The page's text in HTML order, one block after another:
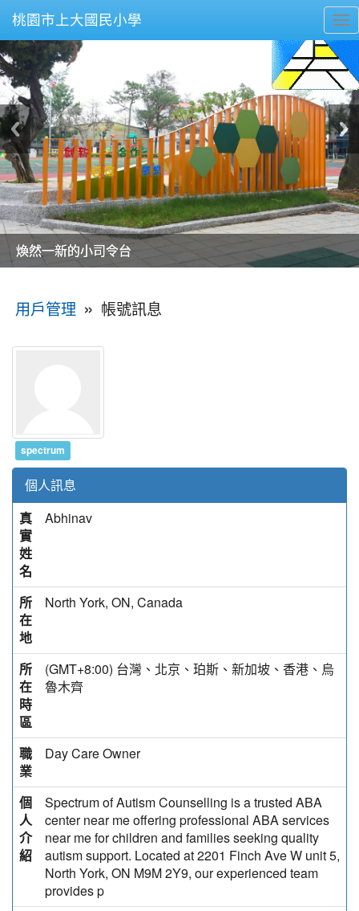
桃園市上大國民小學
美麗的操場是我們活力的來源
美麗的操場是我們活力的來源
煥然一新的小司令台
煥然一新的小司令台
富含桃園埤塘田園風光意象的中廊
富含桃園埤塘田園風光意象的中廊
嶄新的中庭廣場
嶄新的中庭廣場
水生池生生不息
水生池生生不息
用戶管理 » 帳號訊息
spectrum
個人訊息
真
實
姓
名
Abhinav
所
在
地
North York, ON, Canada
所
在
時
區
(GMT+8:00) 台灣、北京、珀斯、新加坡、香港、烏
魯木齊
職
業
Day Care Owner
個
人
介
紹
Spectrum of Autism Counselling is a trusted ABA
center near me offering professional ABA services
near me for children and families seeking quality
autism support. Located at 2201 Finch Ave W unit 5,
North York, ON M9M 2Y9, our experienced team
provides p